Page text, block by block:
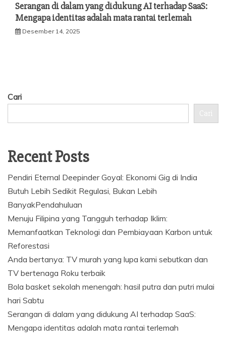
Serangan di dalam yang didukung AI terhadap SaaS:
Mengapa identitas adalah mata rantai terlemah
Desember 14, 2025
Cari
Cari
Recent Posts
Pendiri Eternal Deepinder Goyal: Ekonomi Gig di India
Butuh Lebih Sedikit Regulasi, Bukan Lebih
BanyakPendahuluan
Menuju Filipina yang Tangguh terhadap Iklim:
Memanfaatkan Teknologi dan Pembiayaan Karbon untuk
Reforestasi
Anda bertanya: TV murah yang lupa kami sebutkan dan
TV bertenaga Roku terbaik
Bola basket sekolah menengah: hasil putra dan putri mulai
hari Sabtu
Serangan di dalam yang didukung AI terhadap SaaS:
Mengapa identitas adalah mata rantai terlemah